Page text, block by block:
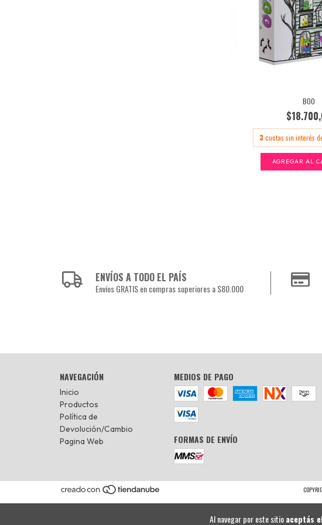
Al navegar por este sitioaceptás
BOO
3 cuotas sin interés
ENVÍOS A TODO EL PAÍS
Envíos GRATIS en compras superiores a $80.000
NAVEGACIÓN
Inicio
Productos
Política de
Devolución/Cambio
Pagina Web
MEDIOS DE PAGO
FORMAS DE ENVÍO